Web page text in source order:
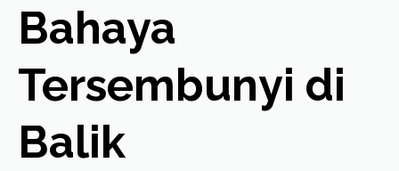
Bahaya
Tersembunyi di
Balik